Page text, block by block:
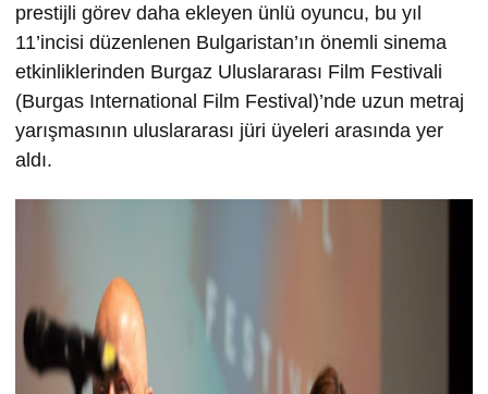
prestijli görev daha ekleyen ünlü oyuncu, bu yıl
11’incisi düzenlenen Bulgaristan’ın önemli sinema
etkinliklerinden Burgaz Uluslararası Film Festivali
(Burgas International Film Festival)’nde uzun metraj
yarışmasının uluslararası jüri üyeleri arasında yer
aldı.